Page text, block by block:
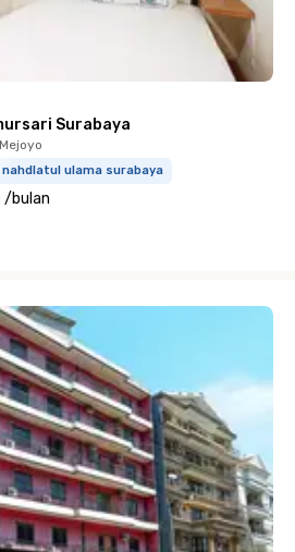
Surabaya
ulama surabaya
/bulan